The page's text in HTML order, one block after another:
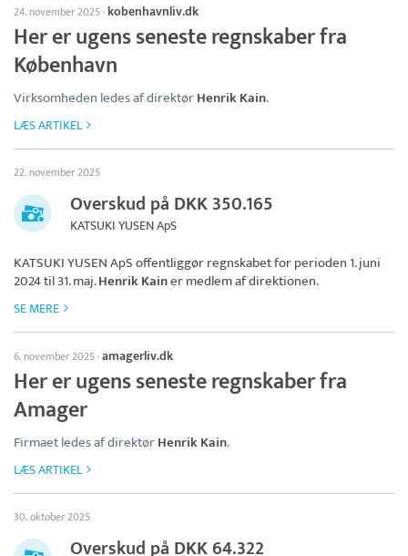
24. november 2025· kobenhavnliv.dk
Her er ugens seneste regnskaber fra
København
Virksomheden ledes af direktørHenrik Kain.
LÆS ARTIKEL
22. november 2025
Overskud på DKK 350.165
KATSUKI YUSEN ApS
KATSUKI YUSEN ApSoffentliggør regnskabet for perioden 1. juni
2024 til 31. maj.Henrik Kainer medlem af direktionen.
SE MERE
6. november 2025·amagerliv.dk
Her er ugens seneste regnskaber fra
Amager
Firmaet ledes af direktørHenrik Kain.
LÆS ARTIKEL
30. oktober 2025
Overskud på DKK 64.322